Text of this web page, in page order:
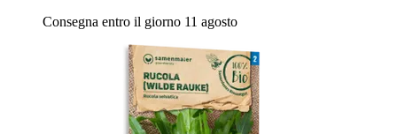
Consegna entro il giorno 11 agosto